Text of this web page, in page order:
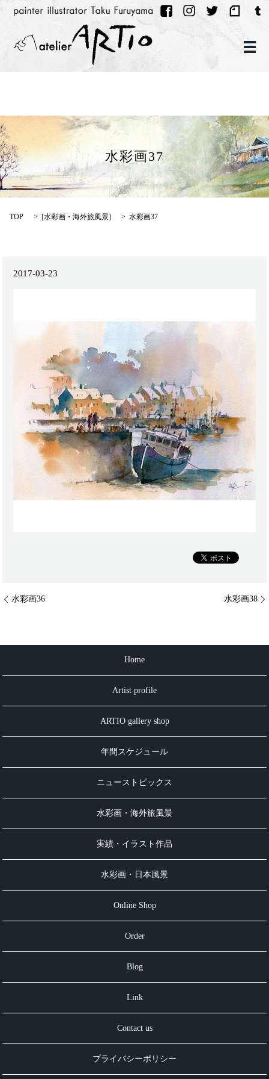
メ
水彩画37
TOP [水彩画・海外旅風景] 水彩画37
2017-03-23
水彩画36 水彩画38
Home
Artist profile
ARTIO gallery shop
年間スケジュール
ニューストピックス
水彩画・海外旅風景
実績・イラスト作品
水彩画・日本風景
Online Shop
Order
Blog
Link
Contact us
プライバシーポリシー